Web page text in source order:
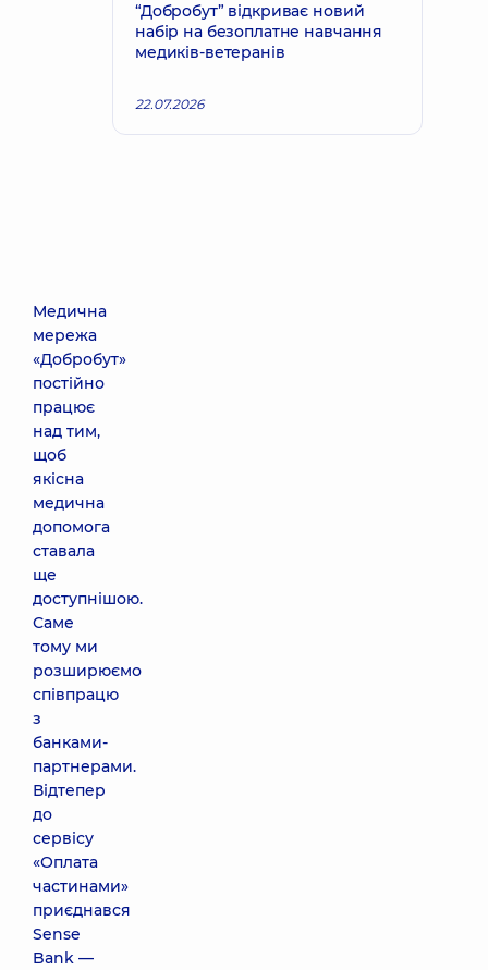
Медична
мережа
«Добробут»
постійно
працює
над тим,
щоб
якісна
медична
допомога
ставала
ще
доступнішою.
Саме
тому ми
розширюємо
співпрацю
з
банками-
партнерами.
Відтепер
до
сервісу
«Оплата
частинами»
приєднався
Sense
Bank —
“Добробут” відкриває новий
набір на безоплатне навчання
медиків-ветеранів
22.07.2026